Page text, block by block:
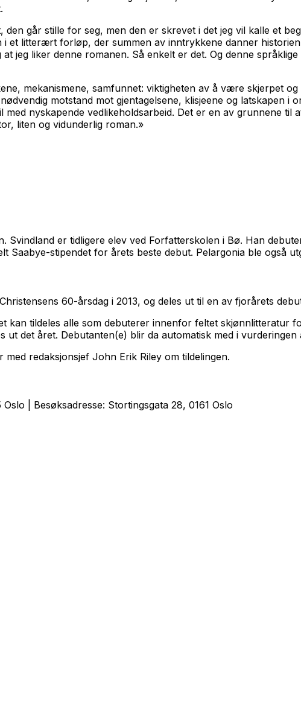
går stille for seg, men den er skrevet i det jeg vil kalle et
litterært forløp, der summen av inntrykkene danner
at jeg liker denne romanen. Så enkelt er det. Og denne
mekanismene, samfunnet: viktigheten av å være skjerpet
motstand mot gjentagelsene, klisjeene og latskapen i
nyskapende vedlikeholdsarbeid. Det er en av grunnene til
liten og vidunderlig roman.»
Svindland er tidligere elev ved Forfatterskolen i Bø. Han
Saabye-stipendet for årets beste debut. Pelargonia ble også
60-årsdag i 2013, og deles ut til en av fjorårets
kan tildeles alle som debuterer innenfor feltet skjønnlitteratur
det året. Debutanten(e) blir da automatisk med i vurderingen
redaksjonsjef John Erik Riley om tildelingen.
| Besøksadresse: Stortingsgata 28, 0161 Oslo